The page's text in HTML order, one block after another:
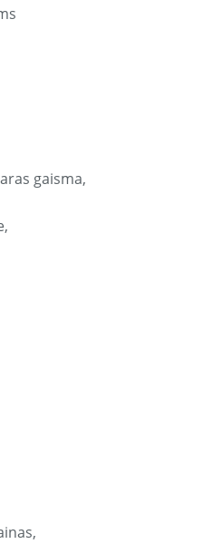
gaisma,